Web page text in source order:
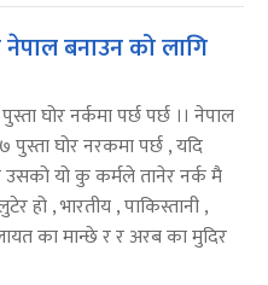
बनाउन को लागि
घोर नर्कमा पर्छ पर्छ ।। नेपाल
घोर नरकमा पर्छ , यदि
उसको यो कु कर्मले तानेर नर्क मै
हो , भारतीय , पाकिस्तानी ,
का मान्छे र र अरब का मुदिर